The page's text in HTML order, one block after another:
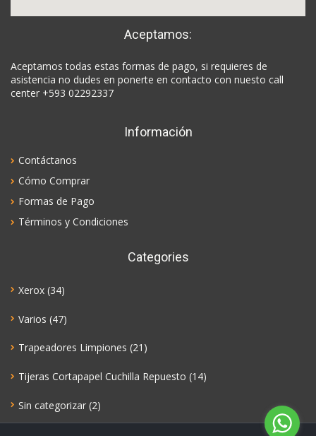
Aceptamos:
Aceptamos todas estas formas de pago, si requieres de
asistencia no dudes en ponerte en contacto con nuesto call
center +593 02292337
Información
Contáctanos
Cómo Comprar
Formas de Pago
Términos y Condiciones
Categories
Xerox (34)
Varios (47)
Trapeadores Limpiones (21)
Tijeras Cortapapel Cuchilla Repuesto (14)
Sin categorizar (2)